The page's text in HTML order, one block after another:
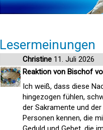
Lesermeinungen
Christine 11. Juli 2026
Reaktion von Bischof
Ich weiß, dass diese
hingezogen fühlen,
der Sakramente und
Personen kennen, die